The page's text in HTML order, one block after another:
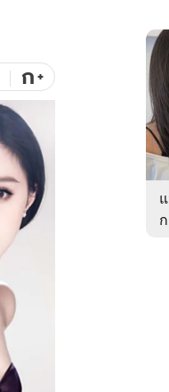
ดูทีวี
WeTV
Exclusive WeTV
นิยาย
ก+
ใน
รอบ
สัป
ของ
หมวด
คว
งาม